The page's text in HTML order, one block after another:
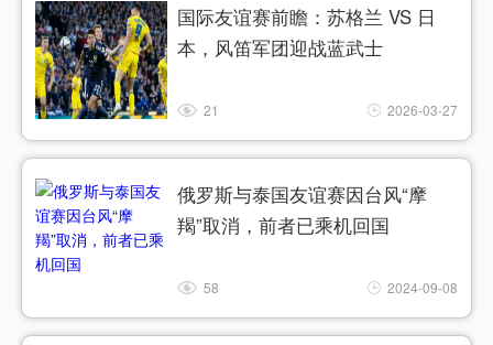
国际友谊赛前瞻：苏格兰 VS 日
本，风笛军团迎战蓝武士
21 2026-03-27
俄罗斯与泰国友谊赛因台风“摩
羯”取消，前者已乘机回国
58 2024-09-08